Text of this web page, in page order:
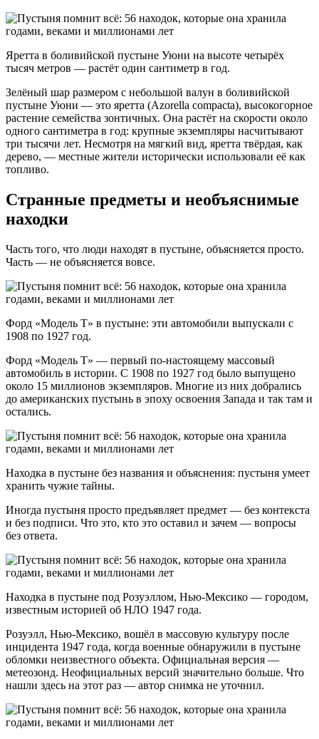
Яретта в боливийской пустыне Уюни на высоте четырёх
тысяч метров — растёт один сантиметр в год.
Зелёный шар размером с небольшой валун в боливийской
пустыне Уюни — это яретта (Azorella compacta), высокогорное
растение семейства зонтичных. Она растёт на скорости около
одного сантиметра в год: крупные экземпляры насчитывают
три тысячи лет. Несмотря на мягкий вид, яретта твёрдая, как
дерево, — местные жители исторически использовали её как
топливо.
Странные предметы и необъяснимые
находки
Часть того, что люди находят в пустыне, объясняется просто.
Часть — не объясняется вовсе.
Форд «Модель Т» в пустыне: эти автомобили выпускали с
1908 по 1927 год.
Форд «Модель Т» — первый по-настоящему массовый
автомобиль в истории. С 1908 по 1927 год было выпущено
около 15 миллионов экземпляров. Многие из них добрались
до американских пустынь в эпоху освоения Запада и так там и
остались.
Находка в пустыне без названия и объяснения: пустыня умеет
хранить чужие тайны.
Иногда пустыня просто предъявляет предмет — без контекста
и без подписи. Что это, кто это оставил и зачем — вопросы
без ответа.
Находка в пустыне под Розуэллом, Нью-Мексико — городом,
известным историей об НЛО 1947 года.
Розуэлл, Нью-Мексико, вошёл в массовую культуру после
инцидента 1947 года, когда военные обнаружили в пустыне
обломки неизвестного объекта. Официальная версия —
метеозонд. Неофициальных версий значительно больше. Что
нашли здесь на этот раз — автор снимка не уточнил.